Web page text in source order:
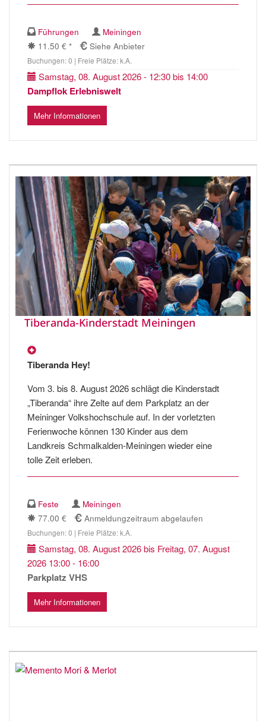
Führungen
Meiningen
11.50 € *
Siehe Anbieter
Buchungen: 0 | Freie Plätze: k.A.
Samstag, 08. August 2026 - 12:30 bis 14:00
Dampflok Erlebniswelt
Mehr Informationen
Tiberanda-Kinderstadt Meiningen
Tiberanda Hey!
Vom 3. bis 8. August 2026 schlägt die Kinderstadt
„Tiberanda“ ihre Zelte auf dem Parkplatz an der
Meininger Volkshochschule auf. In der vorletzten
Ferienwoche können 130 Kinder aus dem
Landkreis Schmalkalden-Meiningen wieder eine
tolle Zeit erleben.
Feste
Meiningen
77.00 €
Anmeldungzeitraum abgelaufen
Buchungen: 0 | Freie Plätze: k.A.
Samstag, 08. August 2026 bis Freitag, 07. August
2026 13:00 - 16:00
Parkplatz VHS
Mehr Informationen